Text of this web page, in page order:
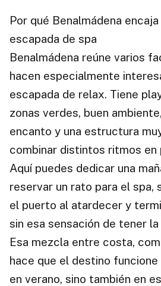
Por qué Benalmádena
escapada de spa
Benalmádena reúne varios
hacen especialmente
escapada de relax. Tiene
zonas verdes, buen
encanto y una estructura
combinar distintos ritmos en
Aquí puedes dedicar una
reservar un rato para el spa,
el puerto al atardecer y
sin esa sensación de tener
Esa mezcla entre costa,
hace que el destino funcione
en verano, sino también en